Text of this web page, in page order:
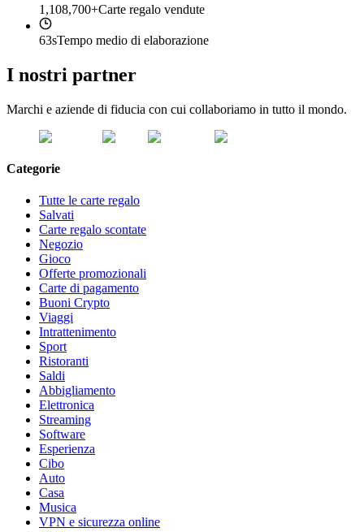
1,108,700+Carte regalo vendute
63sTempo medio di elaborazione
I nostri partner
Marchi e aziende di fiducia con cui collaboriamo in tutto il mondo.
Categorie
Tutte le carte regalo
Salvati
Carte regalo scontate
Negozio
Gioco
Offerte promozionali
Carte di pagamento
Buoni Crypto
Viaggi
Intrattenimento
Sport
Ristoranti
Saldi
Abbigliamento
Elettronica
Streaming
Software
Esperienza
Cibo
Auto
Casa
Musica
VPN e sicurezza online